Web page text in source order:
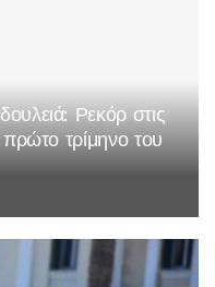
Ρεκόρ στις
πρώτο τρίμηνο του